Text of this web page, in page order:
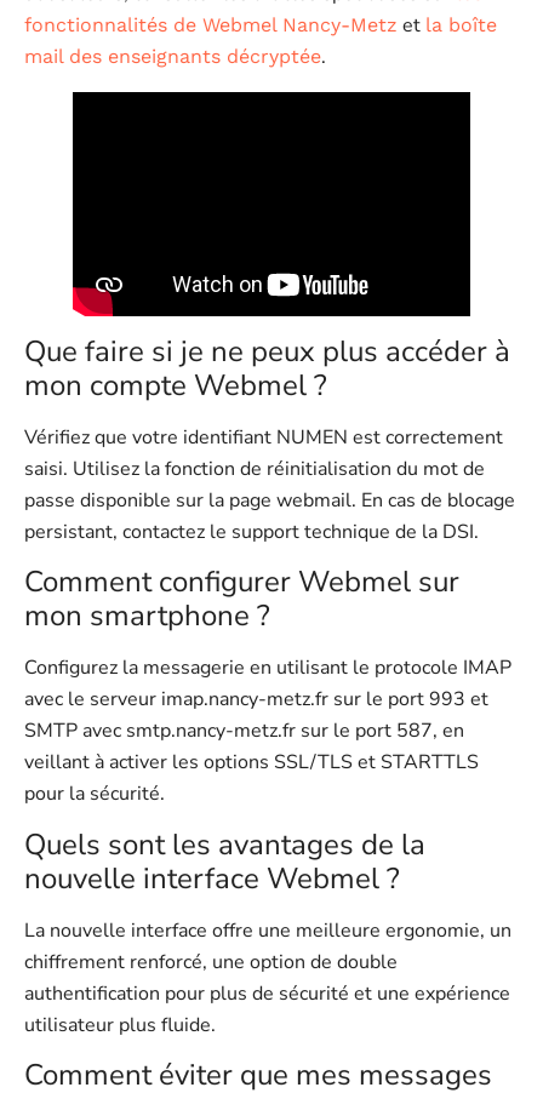
fonctionnalités de Webmel Nancy-Metz et la boîte
mail des enseignants décryptée.
Que faire si je ne peux plus accéder à
mon compte Webmel ?
Vérifiez que votre identifiant NUMEN est correctement
saisi. Utilisez la fonction de réinitialisation du mot de
passe disponible sur la page webmail. En cas de blocage
persistant, contactez le support technique de la DSI.
Comment configurer Webmel sur
mon smartphone ?
Configurez la messagerie en utilisant le protocole IMAP
avec le serveur imap.nancy-metz.fr sur le port 993 et
SMTP avec smtp.nancy-metz.fr sur le port 587, en
veillant à activer les options SSL/TLS et STARTTLS
pour la sécurité.
Quels sont les avantages de la
nouvelle interface Webmel ?
La nouvelle interface offre une meilleure ergonomie, un
chiffrement renforcé, une option de double
authentification pour plus de sécurité et une expérience
utilisateur plus fluide.
Comment éviter que mes messages